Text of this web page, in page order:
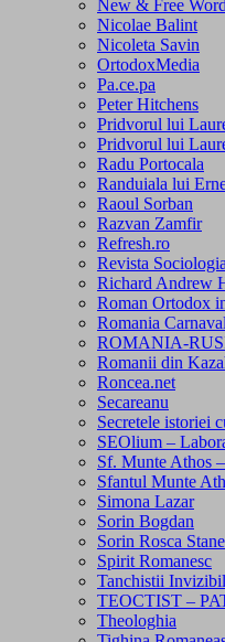
New & Free
Nicolae Balint
Nicoleta Savin
OrtodoxMedia
Pa.ce.pa
Peter Hitchens
Pridvorul lui
Pridvorul lui
Radu Portocala
Randuiala lui
Raoul Sorban
Razvan Zamfir
Refresh.ro
Revista
Richard Andrew
Roman Ortodox
Romania
ROMANIA-
Romanii din
Roncea.net
Secareanu
Secretele istoriei
SEOlium –
Sf. Munte Athos
Sfantul Munte
Simona Lazar
Sorin Bogdan
Sorin Rosca
Spirit Romanesc
Tanchistii
TEOCTIST –
Theologhia